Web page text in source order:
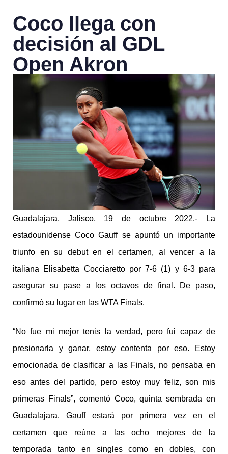
Coco llega con
decisión al GDL
Open Akron
Guadalajara, Jalisco, 19 de octubre 2022.- La
estadounidense Coco Gauff se apuntó un importante
triunfo en su debut en el certamen, al vencer a la
italiana Elisabetta Cocciaretto por 7-6 (1) y 6-3 para
asegurar su pase a los octavos de final. De paso,
confirmó su lugar en las WTA Finals.
“No fue mi mejor tenis la verdad, pero fui capaz de
presionarla y ganar, estoy contenta por eso. Estoy
emocionada de clasificar a las Finals, no pensaba en
eso antes del partido, pero estoy muy feliz, son mis
primeras Finals”, comentó Coco, quinta sembrada en
Guadalajara. Gauff estará por primera vez en el
certamen que reúne a las ocho mejores de la
temporada tanto en singles como en dobles, con